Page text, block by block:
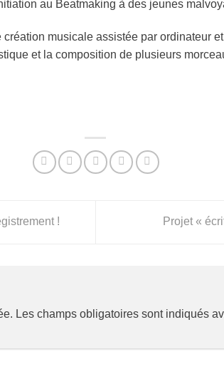
au Beatmaking à des jeunes
musicale assistée par ordinateur
et la composition de plusieurs
! Projet «
Les champs obligatoires sont indiqués